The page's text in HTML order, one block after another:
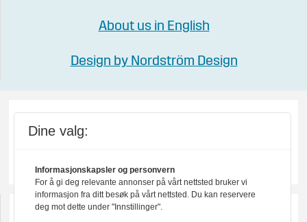
About us in English
Design by Nordström Design
Dine valg:
Informasjonskapsler og personvern
For å gi deg relevante annonser på vårt nettsted bruker vi
informasjon fra ditt besøk på vårt nettsted. Du kan reservere
deg mot dette under "Innstillinger".